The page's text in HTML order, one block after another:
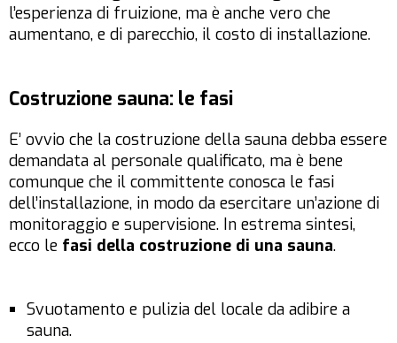
l’esperienza di fruizione, ma è anche vero che
aumentano, e di parecchio, il costo di installazione.
Costruzione sauna: le fasi
E’ ovvio che la costruzione della sauna debba essere
demandata al personale qualificato, ma è bene
comunque che il committente conosca le fasi
dell’installazione, in modo da esercitare un’azione di
monitoraggio e supervisione. In estrema sintesi,
ecco le fasi della costruzione di una sauna.
Svuotamento e pulizia del locale da adibire a
sauna.